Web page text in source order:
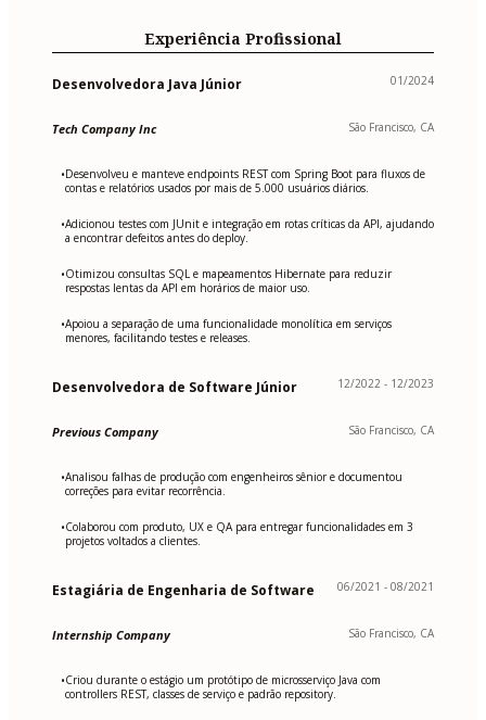
Experiência Profissional
Desenvolvedora Java Júnior 01/2024
Tech Company Inc São Francisco, CA
•Desenvolveu e manteve endpoints REST com Spring Boot para fluxos de
contas e relatórios usados por mais de 5.000 usuários diários.
•Adicionou testes com JUnit e integração em rotas críticas da API, ajudando
a encontrar defeitos antes do deploy.
•Otimizou consultas SQL e mapeamentos Hibernate para reduzir
respostas lentas da API em horários de maior uso.
•Apoiou a separação de uma funcionalidade monolítica em serviços
menores, facilitando testes e releases.
Desenvolvedora de Software Júnior 12/2022 - 12/2023
Previous Company São Francisco, CA
•Analisou falhas de produção com engenheiros sênior e documentou
correções para evitar recorrência.
•Colaborou com produto, UX e QA para entregar funcionalidades em 3
projetos voltados a clientes.
Estagiária de Engenharia de Software 06/2021 - 08/2021
Internship Company São Francisco, CA
•Criou durante o estágio um protótipo de microsserviço Java com
controllers REST, classes de serviço e padrão repository.